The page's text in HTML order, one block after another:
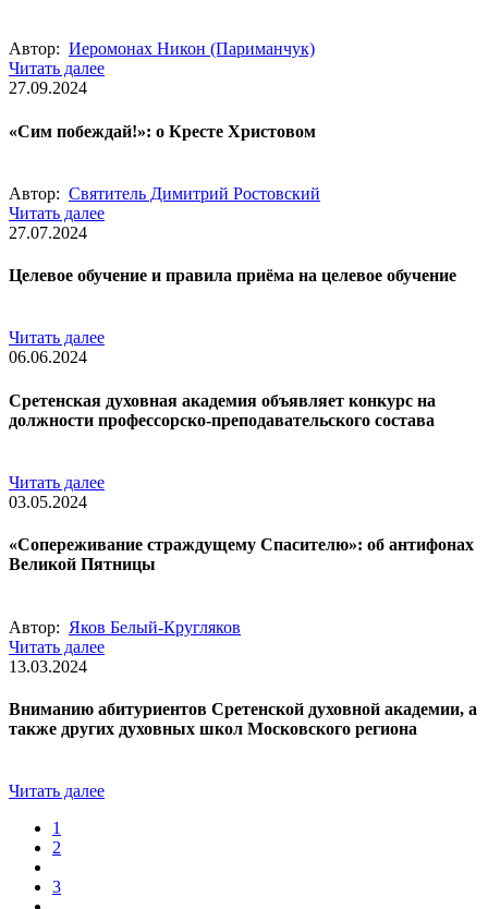
Автор: Иеромонах Никон (Париманчук)
Читать далее
27.09.2024
«Сим побеждай!»: о Кресте Христовом
Автор: Святитель Димитрий Ростовский
Читать далее
27.07.2024
Целевое обучение и правила приёма на целевое обучение
Читать далее
06.06.2024
Сретенская духовная академия объявляет конкурс на
должности профессорско-преподавательского состава
Читать далее
03.05.2024
«Сопереживание страждущему Спасителю»: об антифонах
Великой Пятницы
Автор: Яков Белый-Кругляков
Читать далее
13.03.2024
Вниманию абитуриентов Сретенской духовной академии, а
также других духовных школ Московского региона
Читать далее
1
2
3